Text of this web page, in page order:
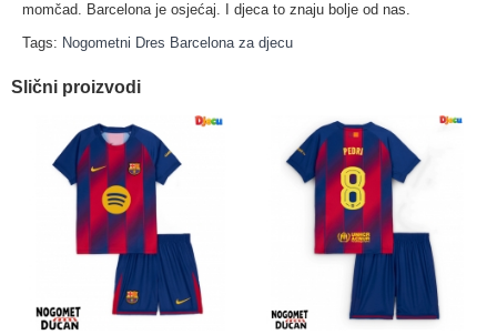
momčad. Barcelona je osjećaj. I djeca to znaju bolje od nas.
Tags: Nogometni Dres Barcelona za djecu
Slični proizvodi